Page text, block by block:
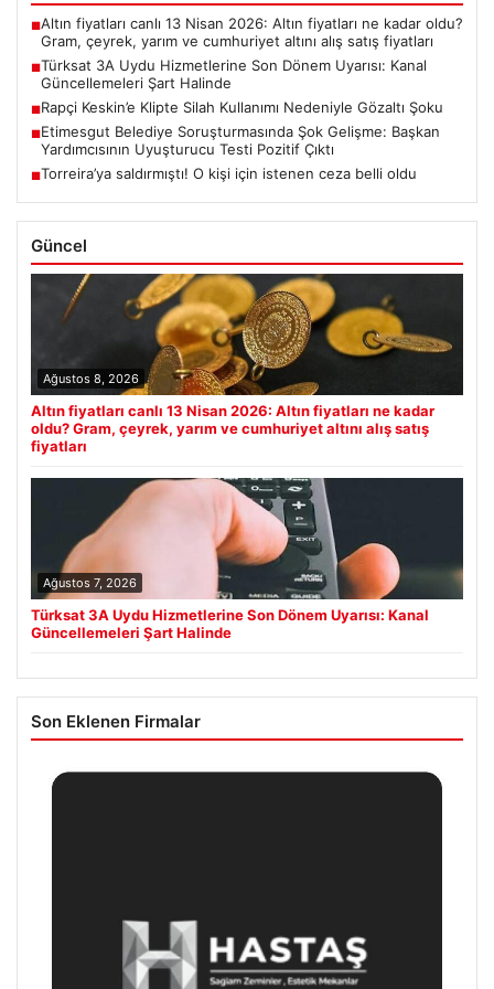
■Altın fiyatları canlı 13 Nisan 2026: Altın fiyatları ne kadar oldu?
Gram, çeyrek, yarım ve cumhuriyet altını alış satış fiyatları
■Türksat 3A Uydu Hizmetlerine Son Dönem Uyarısı: Kanal
Güncellemeleri Şart Halinde
■Rapçi Keskin’e Klipte Silah Kullanımı Nedeniyle Gözaltı Şoku
■Etimesgut Belediye Soruşturmasında Şok Gelişme: Başkan
Yardımcısının Uyuşturucu Testi Pozitif Çıktı
■Torreira’ya saldırmıştı! O kişi için istenen ceza belli oldu
Güncel
Ağustos 8, 2026
Altın fiyatları canlı 13 Nisan 2026: Altın fiyatları ne kadar
oldu? Gram, çeyrek, yarım ve cumhuriyet altını alış satış
fiyatları
Ağustos 7, 2026
Türksat 3A Uydu Hizmetlerine Son Dönem Uyarısı: Kanal
Güncellemeleri Şart Halinde
Son Eklenen Firmalar